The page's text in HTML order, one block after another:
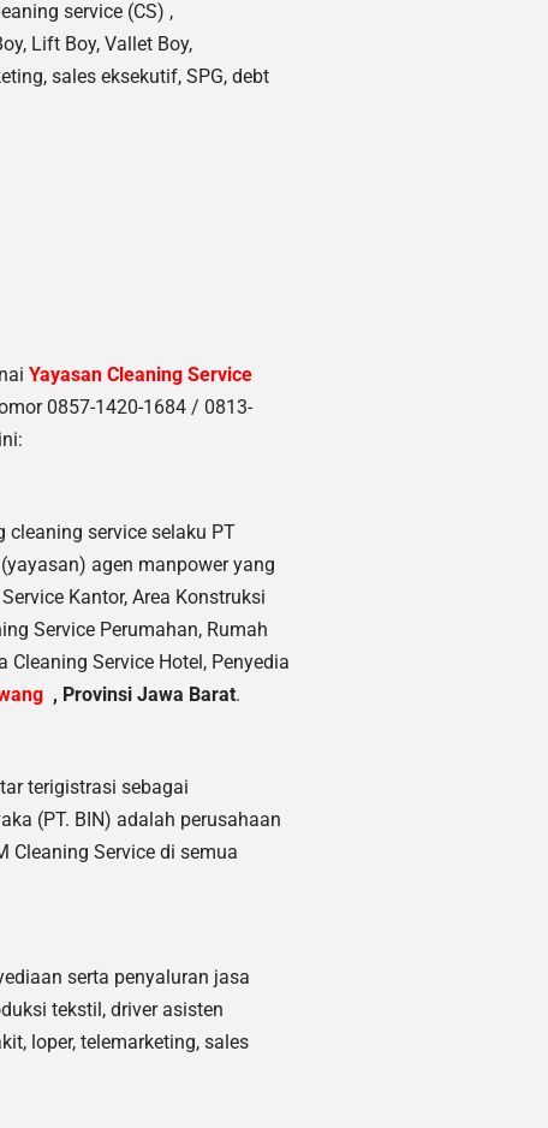
service (CS) ,
Lift Boy, Vallet Boy,
sales eksekutif, SPG, debt
Yayasan Cleaning Service
0857-1420-1684 / 0813-
cleaning service selaku PT
agen manpower yang
Kantor, Area Konstruksi
Service Perumahan, Rumah
Cleaning Service Hotel, Penyedia
, Provinsi Jawa Barat.
terigistrasi sebagai
(PT. BIN) adalah perusahaan
Cleaning Service di semua
serta penyaluran jasa
tekstil, driver asisten
loper, telemarketing, sales